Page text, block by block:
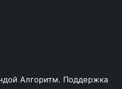
Алгоритм. Поддержка